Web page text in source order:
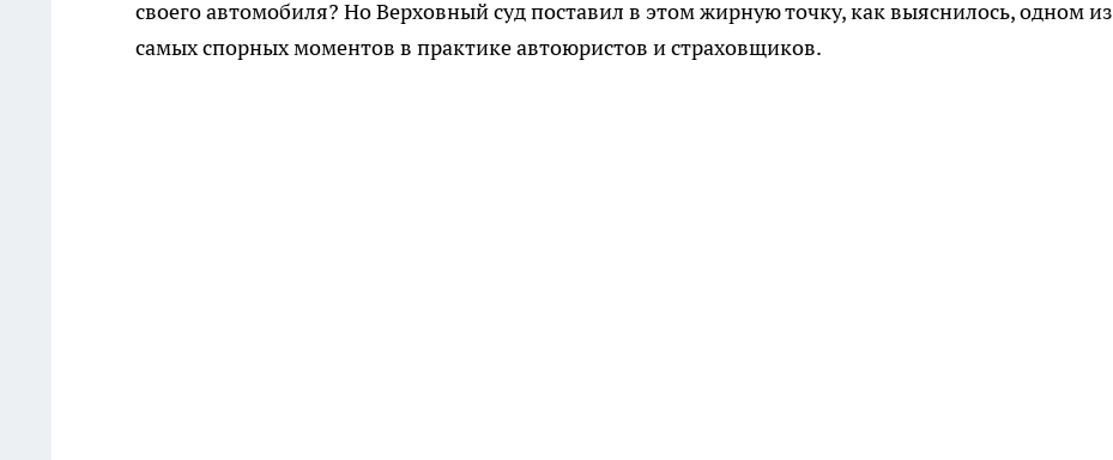
своего автомобиля? Но Верховный суд поставил в этом жирную точку, как выяснилось, одном из
самых спорных моментов в практике автоюристов и страховщиков.